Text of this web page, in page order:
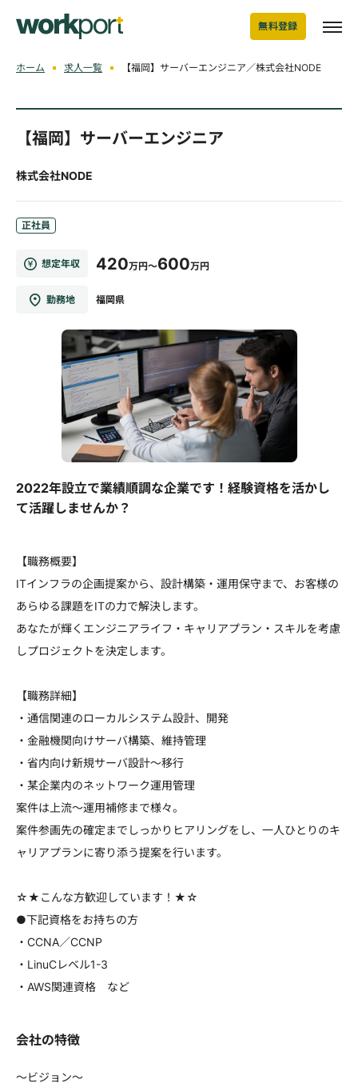
無料登録
ホーム 求人一覧 【福岡】サーバーエンジニア／株式会社NODE
【福岡】サーバーエンジニア
株式会社NODE
正社員
想定年収 420万円～600万円
勤務地 福岡県
2022年設立で業績順調な企業です！経験資格を活かし
て活躍しませんか？
【職務概要】
ITインフラの企画提案から、設計構築・運用保守まで、お客様の
あらゆる課題をITの力で解決します。
あなたが輝くエンジニアライフ・キャリアプラン・スキルを考慮
しプロジェクトを決定します。
【職務詳細】
・通信関連のローカルシステム設計、開発
・金融機関向けサーバ構築、維持管理
・省内向け新規サーバ設計～移行
・某企業内のネットワーク運用管理
案件は上流～運用補修まで様々。
案件参画先の確定までしっかりヒアリングをし、一人ひとりのキ
ャリアプランに寄り添う提案を行います。
☆★こんな方歓迎しています！★☆
●下記資格をお持ちの方
・CCNA／CCNP
・LinuCレベル1-3
・AWS関連資格 など
会社の特徴
～ビジョン～